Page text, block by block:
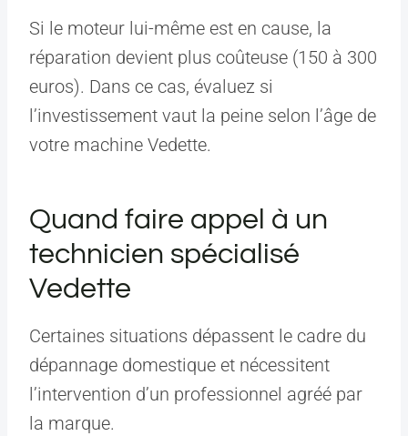
Si le moteur lui-même est en cause, la
réparation devient plus coûteuse (150 à 300
euros). Dans ce cas, évaluez si
l’investissement vaut la peine selon l’âge de
votre machine Vedette.
Quand faire appel à un
technicien spécialisé
Vedette
Certaines situations dépassent le cadre du
dépannage domestique et nécessitent
l’intervention d’un professionnel agréé par
la marque.